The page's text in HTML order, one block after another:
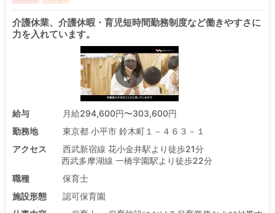
介護休業、介護休暇・育児短時間勤務制度など働きやすさに
力を入れています。
給与
月給294,600円〜303,600円
勤務地
東京都 小平市 鈴木町１－４６３－１
アクセス
西武新宿線 花小金井駅より徒歩21分
西武多摩湖線 一橋学園駅より徒歩22分
職種
保育士
施設形態
認可保育園